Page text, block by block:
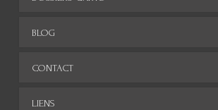
Monde
BLOG
Archives
CONTACT
LIENS